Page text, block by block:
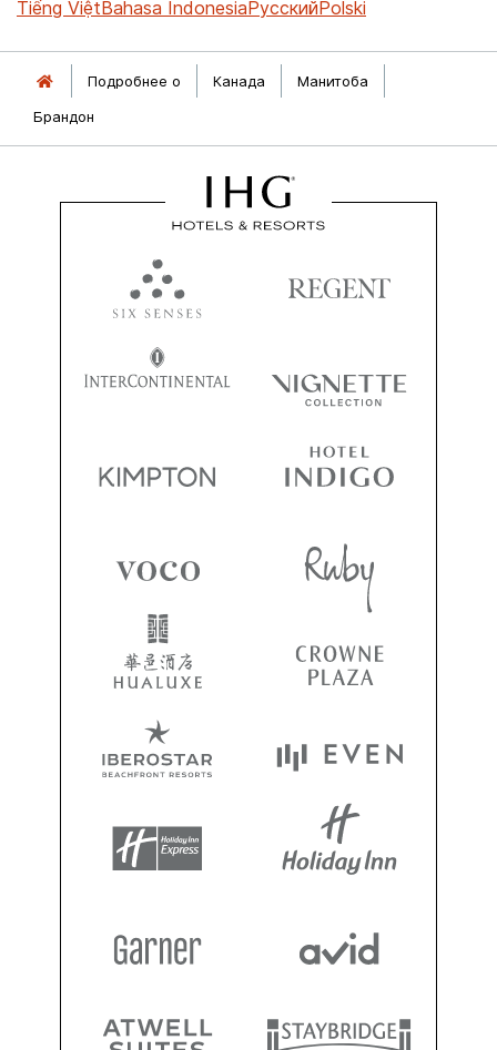
Tiếng ViệtBahasa IndonesiaРусскийPolski
Подробнее о Канада
Манитоба
Брандон